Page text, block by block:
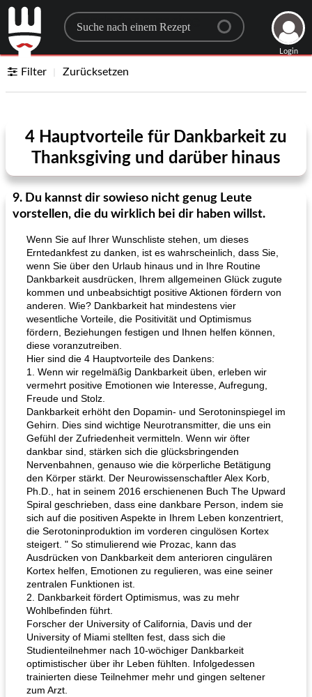
Search for a recipe
Login
Filter Zurücksetzen
4 Hauptvorteile für Dankbarkeit zu
Thanksgiving und darüber hinaus
9. Du kannst dir sowieso nicht genug Leute
vorstellen, die du wirklich bei dir haben willst.
Wenn Sie auf Ihrer Wunschliste stehen, um dieses
Erntedankfest zu danken, ist es wahrscheinlich, dass Sie,
wenn Sie über den Urlaub hinaus und in Ihre Routine
Dankbarkeit ausdrücken, Ihrem allgemeinen Glück zugute
kommen und unbeabsichtigt positive Aktionen fördern von
anderen. Wie? Dankbarkeit hat mindestens vier
wesentliche Vorteile, die Positivität und Optimismus
fördern, Beziehungen festigen und Ihnen helfen können,
diese voranzutreiben.
Hier sind die 4 Hauptvorteile des Dankens:
1. Wenn wir regelmäßig Dankbarkeit üben, erleben wir
vermehrt positive Emotionen wie Interesse, Aufregung,
Freude und Stolz.
Dankbarkeit erhöht den Dopamin- und Serotoninspiegel im
Gehirn. Dies sind wichtige Neurotransmitter, die uns ein
Gefühl der Zufriedenheit vermitteln. Wenn wir öfter
dankbar sind, stärken sich die glücksbringenden
Nervenbahnen, genauso wie die körperliche Betätigung
den Körper stärkt. Der Neurowissenschaftler Alex Korb,
Ph.D., hat in seinem 2016 erschienenen Buch The Upward
Spiral geschrieben, dass eine dankbare Person, indem sie
sich auf die positiven Aspekte in Ihrem Leben konzentriert,
die Serotoninproduktion im vorderen cingulösen Kortex
steigert. " So stimulierend wie Prozac, kann das
Ausdrücken von Dankbarkeit dem anterioren cingulären
Kortex helfen, Emotionen zu regulieren, was eine seiner
zentralen Funktionen ist.
2. Dankbarkeit fördert Optimismus, was zu mehr
Wohlbefinden führt.
Forscher der University of California, Davis und der
University of Miami stellten fest, dass sich die
Studienteilnehmer nach 10-wöchiger Dankbarkeit
optimistischer über ihr Leben fühlten. Infolgedessen
trainierten diese Teilnehmer mehr und gingen seltener
zum Arzt.